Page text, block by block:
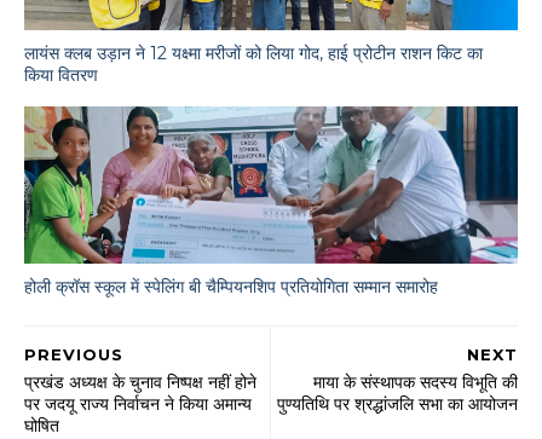
लायंस क्लब उड़ान ने 12 यक्ष्मा मरीजों को लिया गोद, हाई प्रोटीन राशन किट का
किया वितरण
होली क्रॉस स्कूल में स्पेलिंग बी चैम्पियनशिप प्रतियोगिता सम्मान समारोह
NEXT
माया के संस्थापक सदस्य विभूति की
पुण्यतिथि पर श्रद्धांजलि सभा का आयोजन
PREVIOUS
प्रखंड अध्यक्ष के चुनाव निष्पक्ष नहीं होने
पर जदयू राज्य निर्वाचन ने किया अमान्य
घोषित